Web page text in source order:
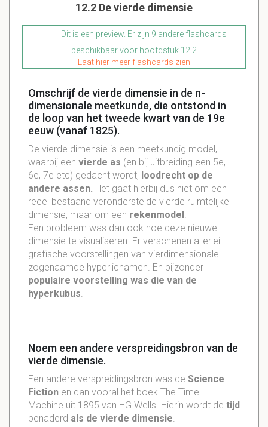
12.2 De vierde dimensie
Dit is een preview. Er zijn 9 andere flashcards
beschikbaar voor hoofdstuk 12.2
Laat hier meer flashcards zien
Omschrijf de vierde dimensie in de n-
dimensionale meetkunde, die ontstond in
de loop van het tweede kwart van de 19e
eeuw (vanaf 1825).
De vierde dimensie is een meetkundig model,
waarbij een vierde as (en bij uitbreiding een 5e,
6e, 7e etc) gedacht wordt, loodrecht op de
andere assen. Het gaat hierbij dus niet om een
reeel bestaand veronderstelde vierde ruimtelijke
dimensie, maar om een rekenmodel
Een probleem was dan ook hoe deze nieuwe
dimensie te visualiseren. Er verschenen allerlei
grafische voorstellingen van vierdimensionale
zogenaamde hyperlichamen. En bijzonder
populaire voorstelling was die van de
hyperkubus
Noem een andere verspreidingsbron van de
vierde dimensie.
Een andere verspreidingsbron was de Science
Fiction en dan vooral het boek The Time
Machine uit 1895 van HG Wells. Hierin wordt de tijd
benaderd als de vierde dimensie